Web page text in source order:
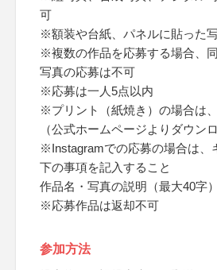
可
※額装や台紙、パネルに貼った
※複数の作品を応募する場合、
写真の応募は不可
※応募は一人5点以内
※プリント（紙焼き）の場合は
（公式ホームページよりダウン
※Instagramでの応募の場合は、
下の事項を記入すること
作品名・写真の説明（最大40字）
※応募作品は返却不可
参加方法